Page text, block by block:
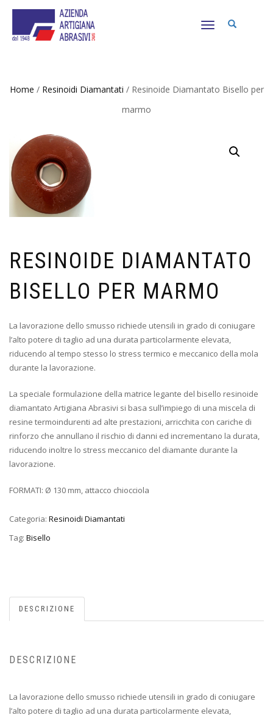
NAVIGAZIONE
Home / Resinoidi Diamantati / Resinoide Diamantato Bisello per
marmo
RESINOIDE DIAMANTATO
BISELLO PER MARMO
La lavorazione dello smusso richiede utensili in grado di coniugare
l’alto potere di taglio ad una durata particolarmente elevata,
riducendo al tempo stesso lo stress termico e meccanico della mola
durante la lavorazione.
La speciale formulazione della matrice legante del bisello resinoide
diamantato Artigiana Abrasivi si basa sull’impiego di una miscela di
resine termoindurenti ad alte prestazioni, arricchita con cariche di
rinforzo che annullano il rischio di danni ed incrementano la durata,
riducendo inoltre lo stress meccanico del diamante durante la
lavorazione.
FORMATI: Ø 130 mm, attacco chiocciola
Categoria: Resinoidi Diamantati
Tag: Bisello
DESCRIZIONE
DESCRIZIONE
La lavorazione dello smusso richiede utensili in grado di coniugare
l’alto potere di taglio ad una durata particolarmente elevata,